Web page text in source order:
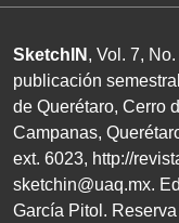
SketchIN , Vol. 7, No.
publicación
de Querétaro, Cerro
Campanas,
ext. 6023, http://
sketchin@uaq.mx.
García Pitol.